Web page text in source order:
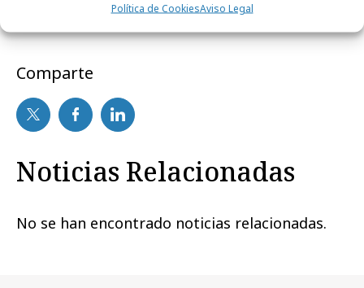
Política de CookiesAviso Legal
Comparte
Noticias Relacionadas
No se han encontrado noticias relacionadas.